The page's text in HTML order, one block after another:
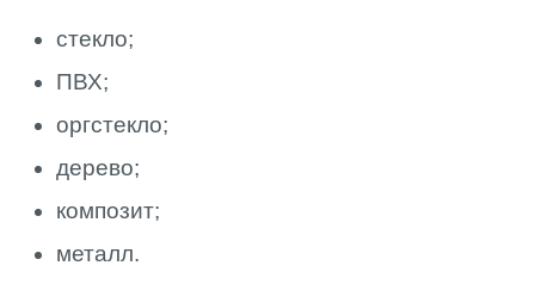
стекло;
ПВХ;
оргстекло;
дерево;
композит;
металл.